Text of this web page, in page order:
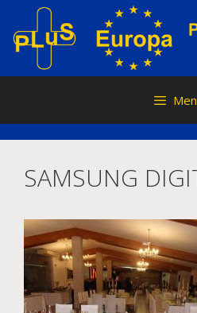
Inhalt
springen
SAMSUNG